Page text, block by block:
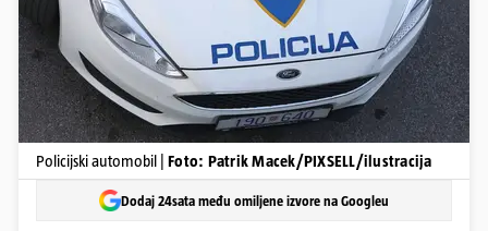
Policijski automobil | Foto: Patrik Macek/PIXSELL/ilustracija
Dodaj 24sata među omiljene izvore na Googleu